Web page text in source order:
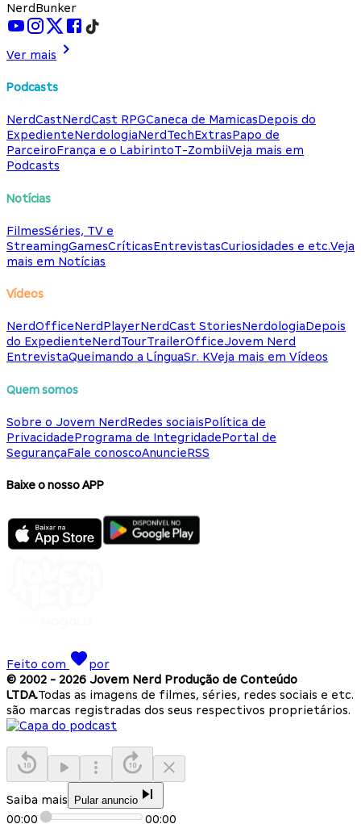
NerdBunker
Ver mais
Podcasts
NerdCastNerdCast RPGCaneca de MamicasDepois do
ExpedienteNerdologiaNerdTechExtrasPapo de
ParceiroFrança e o LabirintoT-ZombiiVeja mais em
Podcasts
Notícias
FilmesSéries, TV e
StreamingGamesCríticasEntrevistasCuriosidades e etc.Veja
mais em Notícias
Vídeos
NerdOfficeNerdPlayerNerdCast StoriesNerdologiaDepois
do ExpedienteNerdTourTrailerOfficeJovem Nerd
EntrevistaQueimando a LínguaSr. KVeja mais em Vídeos
Quem somos
Sobre o Jovem NerdRedes sociaisPolítica de
PrivacidadePrograma de IntegridadePortal de
SegurançaFale conoscoAnuncieRSS
Baixe o nosso APP
Feito com
por
© 2002 - 2026 Jovem Nerd Produção de Conteúdo
LTDA.Todas as imagens de filmes, séries, redes sociais e etc.
são marcas registradas dos seus respectivos proprietários.
Saiba mais Pular anuncio
00:00 00:00